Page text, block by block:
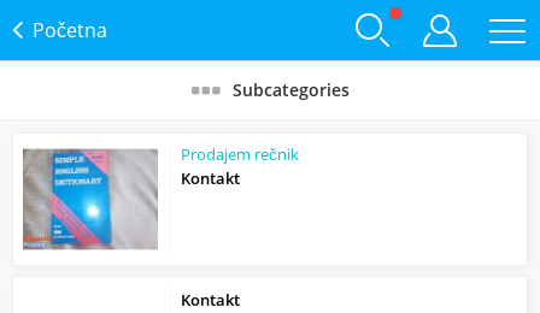
Početna
Subcategories
Prodajem rečnik
Kontakt
Kontakt